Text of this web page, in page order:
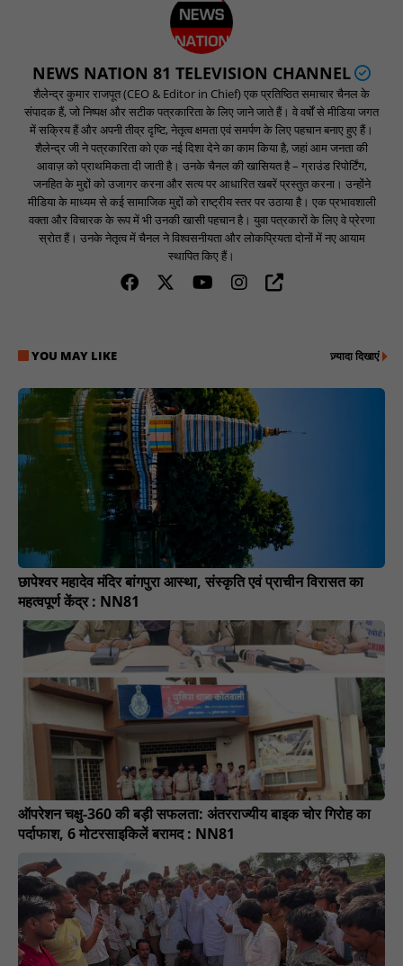
NEWS NATION 81 TELEVISION CHANNEL
शैलेन्द्र कुमार राजपूत (CEO & Editor in Chief) एक प्रतिष्ठित समाचार चैनल के
संपादक हैं, जो निष्पक्ष और सटीक पत्रकारिता के लिए जाने जाते हैं। वे वर्षों से मीडिया जगत
में सक्रिय हैं और अपनी तीव्र दृष्टि, नेतृत्व क्षमता एवं समर्पण के लिए पहचान बनाए हुए हैं।
शैलेन्द्र जी ने पत्रकारिता को एक नई दिशा देने का काम किया है, जहां आम जनता की
आवाज़ को प्राथमिकता दी जाती है। उनके चैनल की खासियत है – ग्राउंड रिपोर्टिंग,
जनहित के मुद्दों को उजागर करना और सत्य पर आधारित खबरें प्रस्तुत करना। उन्होंने
मीडिया के माध्यम से कई सामाजिक मुद्दों को राष्ट्रीय स्तर पर उठाया है। एक प्रभावशाली
वक्ता और विचारक के रूप में भी उनकी खासी पहचान है। युवा पत्रकारों के लिए वे प्रेरणा
स्रोत हैं। उनके नेतृत्व में चैनल ने विश्वसनीयता और लोकप्रियता दोनों में नए आयाम
स्थापित किए हैं।
YOU MAY LIKE ज़्यादा दिखाएं
छापेश्वर महादेव मंदिर बांगपुरा आस्था, संस्कृति एवं प्राचीन विरासत का
महत्वपूर्ण केंद्र : NN81
ऑपरेशन चक्षु-360 की बड़ी सफलता: अंतरराज्यीय बाइक चोर गिरोह का
पर्दाफाश, 6 मोटरसाइकिलें बरामद : NN81